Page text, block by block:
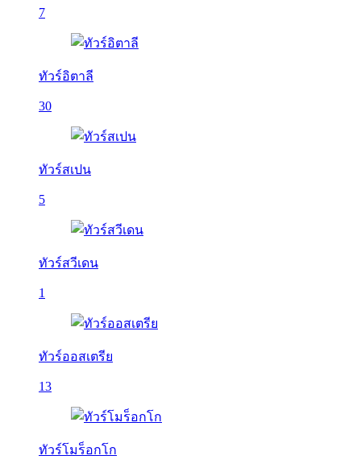
7
ทัวร์อิตาลี
30
ทัวร์สเปน
5
ทัวร์สวีเดน
1
ทัวร์ออสเตรีย
13
ทัวร์โมร็อกโก